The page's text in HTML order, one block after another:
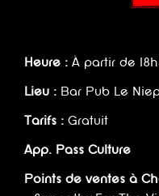
Heure : À partir de
Lieu : Bar Pub Le
Tarifs : Gratuit
App. Pass Culture
Points de ventes à